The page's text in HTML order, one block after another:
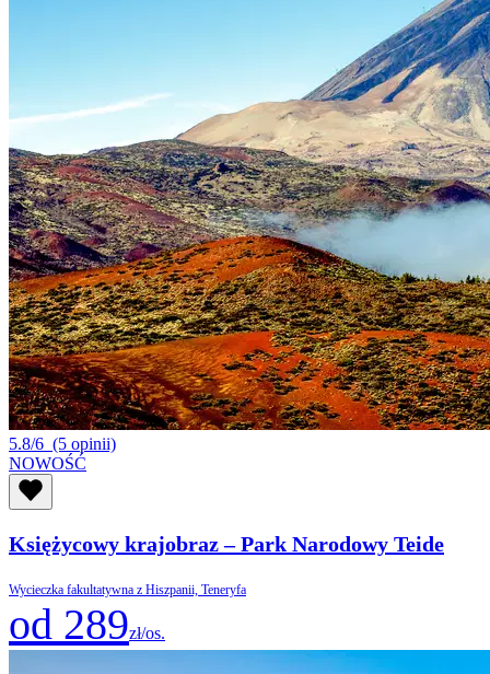
5.8/6 (5 opinii)
NOWOŚĆ
Księżycowy krajobraz – Park Narodowy Teide
Wycieczka fakultatywna z Hiszpanii, Teneryfa
od 289zł/os.